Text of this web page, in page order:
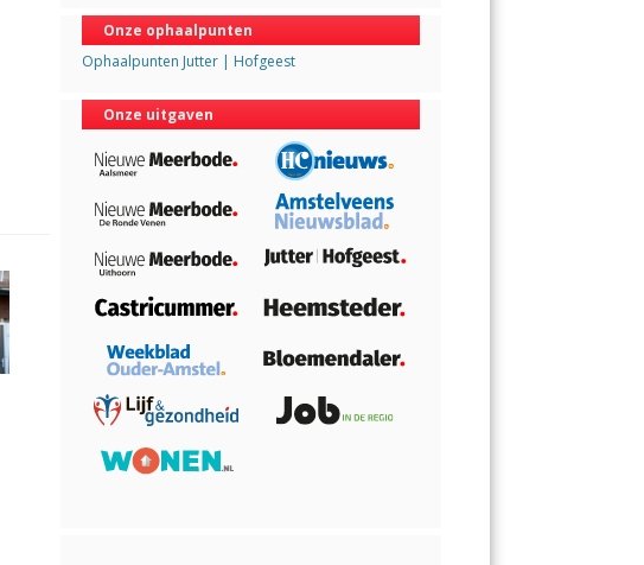
Onze ophaalpunten
Ophaalpunten Jutter | Hofgeest
Onze uitgaven